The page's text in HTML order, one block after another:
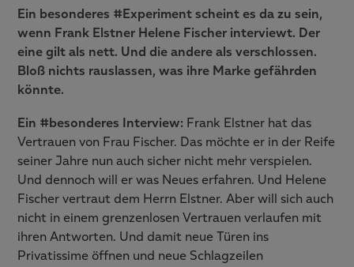
Ein besonderes #Experiment scheint es da zu sein,
wenn Frank Elstner Helene Fischer interviewt. Der
eine gilt als nett. Und die andere als verschlossen.
Bloß nichts rauslassen, was ihre Marke gefährden
könnte.
Ein #besonderes Interview: Frank Elstner hat das
Vertrauen von Frau Fischer. Das möchte er in der Reife
seiner Jahre nun auch sicher nicht mehr verspielen.
Und dennoch will er was Neues erfahren. Und Helene
Fischer vertraut dem Herrn Elstner. Aber will sich auch
nicht in einem grenzenlosen Vertrauen verlaufen mit
ihren Antworten. Und damit neue Türen ins
Privatissime öffnen und neue Schlagzeilen